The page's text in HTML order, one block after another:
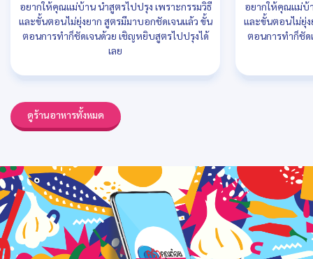
อยากให้คุณแม่บ้าน นำสูตรไปปรุง เพราะกรรมวิธี
และขั้นตอนไม่ยุ่งยาก สูตรมีมาบอกชัดเจนแล้ว ขั้น
ตอนการทำก็ชัดเจนด้วย เชิญหยิบสูตรไปปรุงได้
เลย
อยากให้คุณแม่บ้
และขั้นตอนไม่ยุ่
ตอนการทำก็ชัด
ดูร้านอาหารทั้งหมด